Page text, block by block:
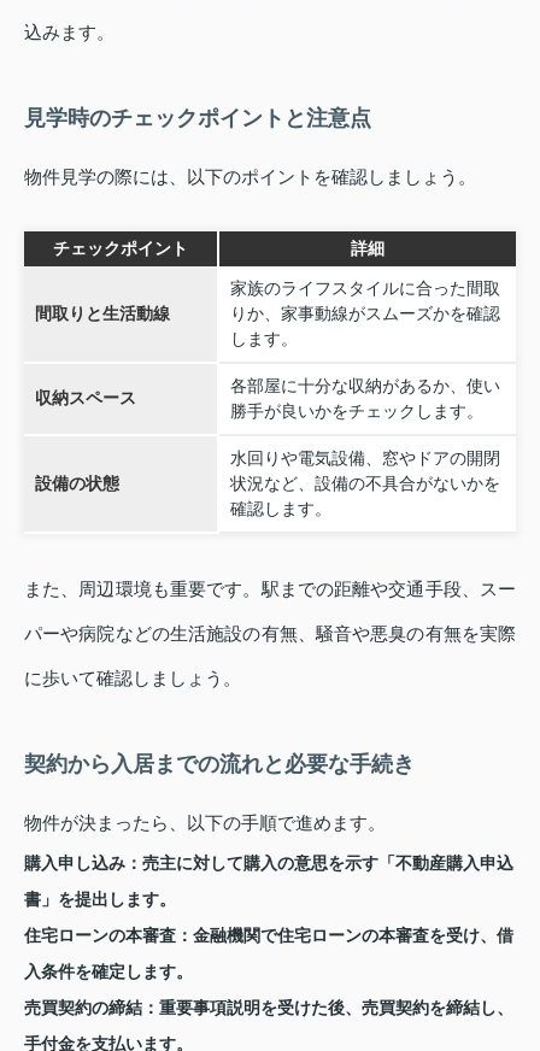
込みます。
見学時のチェックポイントと注意点
物件見学の際には、以下のポイントを確認しましょう。
チェックポイント 詳細
間取りと生活動線
家族のライフスタイルに合った間取
りか、家事動線がスムーズかを確認
します。
収納スペース
各部屋に十分な収納があるか、使い
勝手が良いかをチェックします。
設備の状態
水回りや電気設備、窓やドアの開閉
状況など、設備の不具合がないかを
確認します。
また、周辺環境も重要です。駅までの距離や交通手段、スー
パーや病院などの生活施設の有無、騒音や悪臭の有無を実際
に歩いて確認しましょう。
契約から入居までの流れと必要な手続き
物件が決まったら、以下の手順で進めます。
購入申し込み ：売主に対して購入の意思を示す「不動産購入申込
書」を提出します。
住宅ローンの本審査 ：金融機関で住宅ローンの本審査を受け、借
入条件を確定します。
売買契約の締結 ：重要事項説明を受けた後、売買契約を締結し、
手付金を支払います。